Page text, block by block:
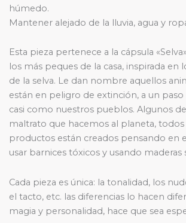
húmedo.
Mantener alejado de la lluvia, agua y
Esta pieza pertenece a la cápsula
los más peques de la casa, inspirada en
de la selva. Le dan nombre aquellos
están en peligro de extinción, a un paso
casi como nuestros pueblos. Algunos
maltrato que hacemos al planeta,
productos están creados pensando en
usar barnices tóxicos y usando maderas
Cada pieza es única: la tonalidad, los
el tacto, etc. las diferencias lo hacen
magia y personalidad, hace que sea